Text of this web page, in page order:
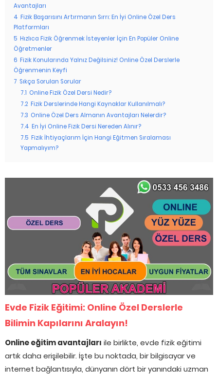
Avantajları
4 Fizik Başarısını Artırmanın Sırrı: En İyi Online Özel Ders
Platformları
5 Hızlıca Fizik Öğrenmek İsteyenler İçin En Popüler Online
Öğretmenler
6 Fizik Konularında Yalnız Değilsiniz! Online Özel Derslerle
Öğrenmenin Keyfi
7 Sıkça Sorulan Sorular
7.1 Online Fizik Özel Dersi Nedir?
7.2 Fizik Derslerinde Hangi Kaynaklar Kullanılmalı?
7.3 Online Özel Ders Almanın Avantajları Nelerdir?
7.4 En İyi Online Fizik Dersi Nereden Alınır?
7.5 Fizik İhtiyaçlarım İçin Hangi Eğitmen Sıralaması
Yapmalıyım?
Evde Fizik Eğitimi: Online Özel Derslerle
Bilimin Kapılarını Aralayın!
Online eğitim avantajları ile birlikte, evde fizik eğitimi
artık daha erişilebilir. İşte bu noktada, bir bilgisayar ve
internet bağlantısıyla, dünyanın dört bir yanındaki uzman